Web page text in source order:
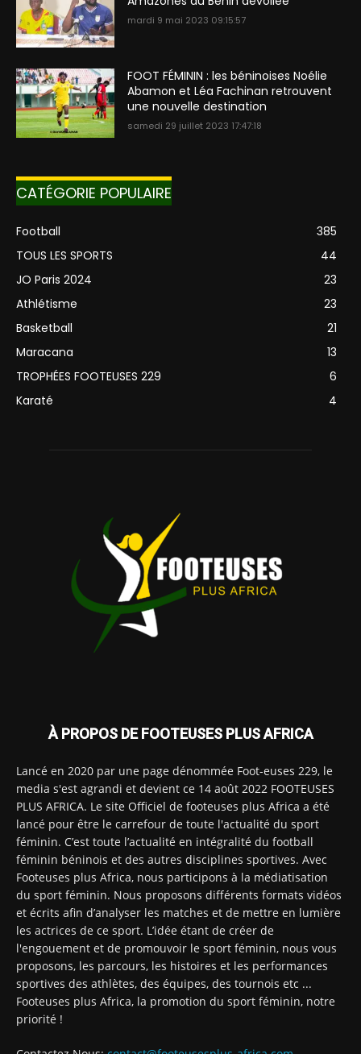
mardi 9 mai 2023 09:15:57
FOOT FÉMININ : les béninoises Noélie
Abamon et Léa Fachinan retrouvent
une nouvelle destination
samedi 29 juillet 2023 17:47:18
CATÉGORIE POPULAIRE
Football
385
TOUS LES SPORTS
44
JO Paris 2024
23
Athlétisme
23
Basketball
21
Maracana
13
TROPHÉES FOOTEUSES 229
6
Karaté
4
À PROPOS DE FOOTEUSES PLUS AFRICA
Lancé en 2020 par une page dénommée Foot-euses 229, le
media s'est agrandi et devient ce 14 août 2022 FOOTEUSES
PLUS AFRICA. Le site Officiel de footeuses plus Africa a été
lancé pour être le carrefour de toute l'actualité du sport
féminin. C’est toute l’actualité en intégralité du football
féminin béninois et des autres disciplines sportives. Avec
Footeuses plus Africa, nous participons à la médiatisation
du sport féminin. Nous proposons différents formats vidéos
et écrits afin d’analyser les matches et de mettre en lumière
les actrices de ce sport. L’idée étant de créer de
l'engouement et de promouvoir le sport féminin, nous vous
proposons, les parcours, les histoires et les performances
sportives des athlètes, des équipes, des tournois etc ...
Footeuses plus Africa, la promotion du sport féminin, notre
priorité !